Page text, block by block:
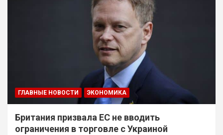
ГЛАВНЫЕ НОВОСТИ ЭКОНОМИКА
Британия призвала ЕС не вводить
ограничения в торговле с Украиной